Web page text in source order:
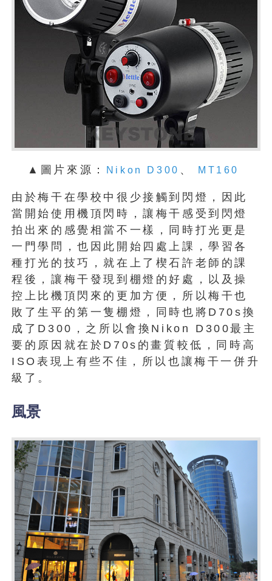
▲圖片來源： Nikon D300 、 MT160
由於梅干在學校中很少接觸到閃燈，因此
當開始使用機頂閃時，讓梅干感受到閃燈
拍出來的感覺相當不一樣，同時打光更是
一門學問，也因此開始四處上課，學習各
種打光的技巧，就在上了楔石許老師的課
程後，讓梅干發現到棚燈的好處，以及操
控上比機頂閃來的更加方便，所以梅干也
敗了生平的第一隻棚燈，同時也將D70s換
成了D300，之所以會換Nikon D300最主
要的原因就在於D70s的畫質較低，同時高
ISO表現上有些不佳，所以也讓梅干一併升
級了。
風景